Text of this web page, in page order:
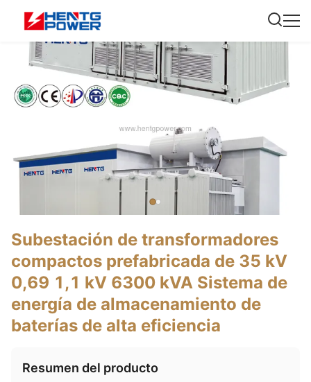
Subestación de transformadores
compactos prefabricada de 35 kV
0,69 1,1 kV 6300 kVA Sistema de
energía de almacenamiento de
baterías de alta eficiencia
Resumen del producto